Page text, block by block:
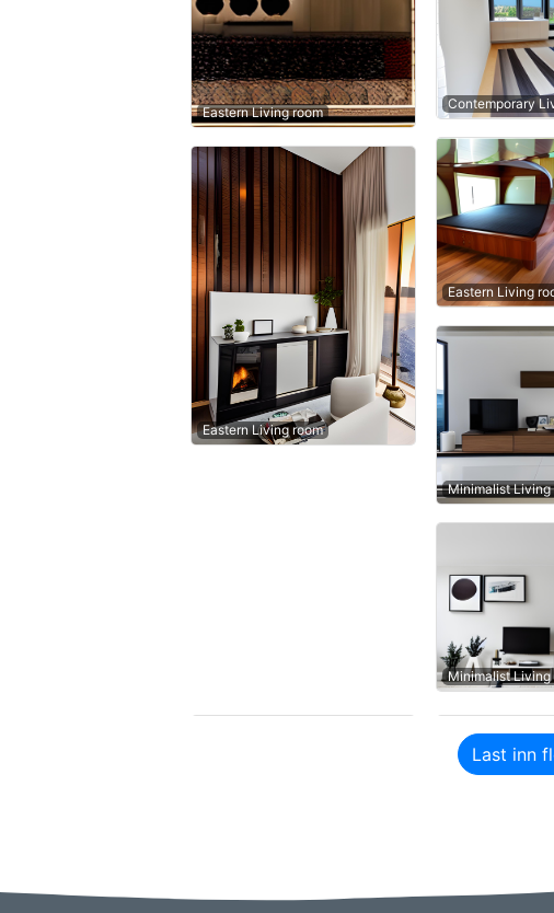
Eastern Living room
Eastern Living room
Contemporary
Eastern Living
Minimalist Living
Minimalist Living
Last inn